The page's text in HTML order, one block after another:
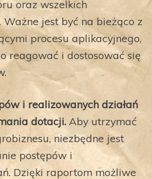
oraz wszelkich
jest być na bieżąco z
procesu aplikacyjnego,
reagować i dostosować się
i realizowanych działań
dotacji. Aby utrzymać
niezbędne jest
postępów i
Dzięki raportom możliwe